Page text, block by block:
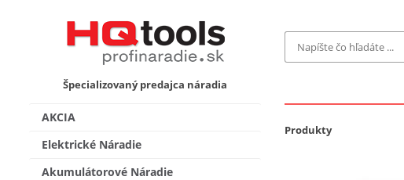
Špecializovaný predajca náradia
Bosch Profi
AKCIA
Elektrické Náradie
Akumulátorové Náradie
Produkty